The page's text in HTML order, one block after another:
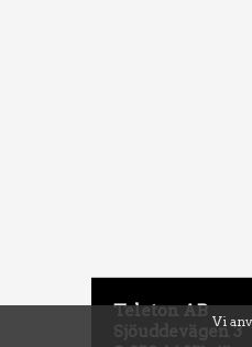
Vi
Teleton AB
Sjöuddevägen 3